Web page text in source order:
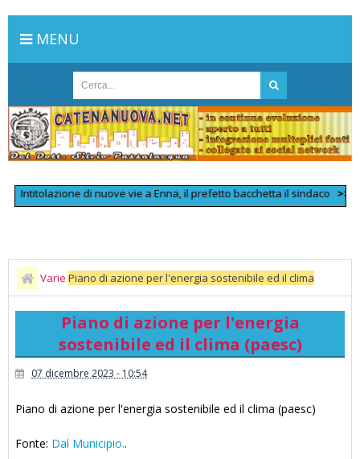
MENU
di nuove vie a Enna, il prefetto bacchetta il sindaco >>
Varie Piano di azione per l'energia sostenibile ed il clima
(paesc)
Piano di azione per l'energia
sostenibile ed il clima (paesc)
07 dicembre 2023 - 10:54
Piano di azione per l'energia sostenibile ed il clima (paesc)
Fonte: Dal Municipio..